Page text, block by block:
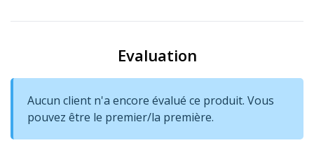
Evaluation
Aucun client n'a encore évalué ce produit. Vous
pouvez être le premier/la première.